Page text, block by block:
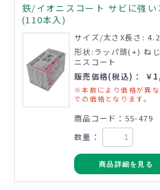
鉄/イオニスコート サビに強
(110本入)
サイズ/太さX長さ:
形状:ラッパ頭(+) ね
ニスコート
販売価格(税込)： ￥
※本数により価格が異
での価格となります。
商品コード：55-479
数量：
商品詳細を見る